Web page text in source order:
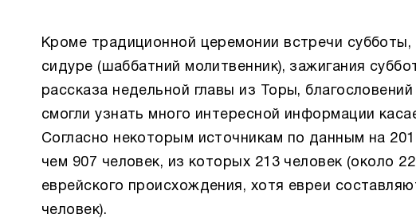
Кроме традиционной церемонии встречи
сидуре (шаббатний молитвенник), зажигания
рассказа недельной главы из Торы,
смогли узнать много интересной информации
Согласно некоторым источникам по данным на
чем 907 человек, из которых 213 человек
еврейского происхождения, хотя евреи
человек).